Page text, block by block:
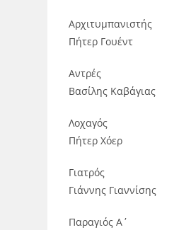
Αρχιτυμπανιστής
Πήτερ Γουέντ
Αντρές
Βασίλης Καβάγιας
Λοχαγός
Πήτερ Χόερ
Γιατρός
Γιάννης Γιαννίσης
Παραγιός Α΄